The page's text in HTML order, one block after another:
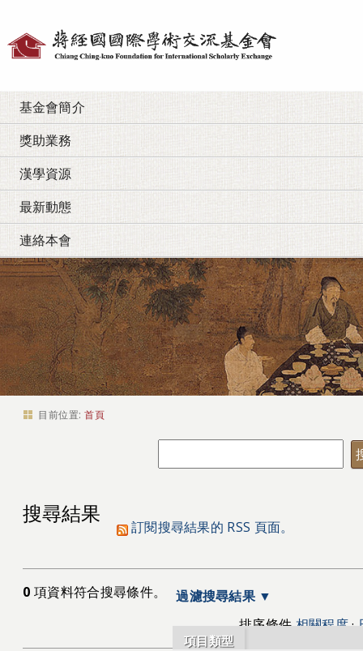
基金會簡介
獎助業務
漢學資源
最新動態
連絡本會
目前位置: 首頁
搜尋結果
訂閱搜尋結果的 RSS 頁面。
0 項資料符合搜尋條件。 過濾搜尋結果
項目類型
排序條件 相關程度·